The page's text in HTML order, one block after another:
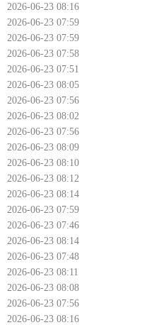
2026-06-23 08:16
2026-06-23 07:59
2026-06-23 07:59
2026-06-23 07:58
2026-06-23 07:51
2026-06-23 08:05
2026-06-23 07:56
2026-06-23 08:02
2026-06-23 07:56
2026-06-23 08:09
2026-06-23 08:10
2026-06-23 08:12
2026-06-23 08:14
2026-06-23 07:59
2026-06-23 07:46
2026-06-23 08:14
2026-06-23 07:48
2026-06-23 08:11
2026-06-23 08:08
2026-06-23 07:56
2026-06-23 08:16